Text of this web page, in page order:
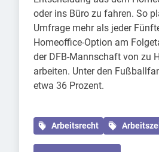
oder ins Büro zu fahren. So
Umfrage mehr als jeder
Homeoffice-Option am
der DFB-Mannschaft von zu
arbeiten. Unter den
etwa 36 Prozent.
Arbeitsrecht